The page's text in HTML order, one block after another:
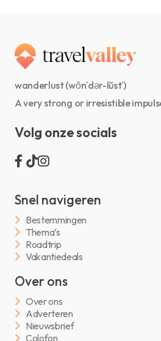
wanderlust (wŏn′dər-lŭst′)
A very strong or irresistible
Volg onze socials
Snel navigeren
Bestemmingen
Thema’s
Roadtrip
Vakantiedeals
Over ons
Over ons
Adverteren
Nieuwsbrief
Colofon